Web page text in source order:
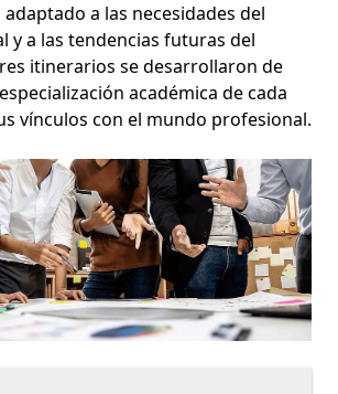
a las necesidades del
y a las tendencias futuras del
itinerarios se desarrollaron de
académica de cada
vínculos con el mundo profesional.